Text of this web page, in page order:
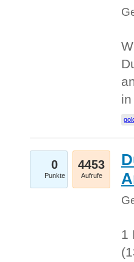
0
Punkte
4453
Aufrufe
1